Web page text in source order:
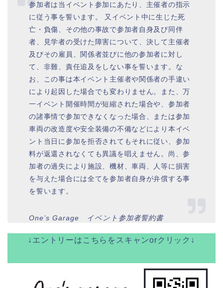
参加者は当イベント参加にあたり、主催者の指示
に従う事を誓います。 又イベント中に生じた死
亡・負傷、その他の事故で参加者自身及び同伴
者、見学者の受けた障害について、決して主催者
及びその雇員、関係者並びに他の参加者に対し
て、非難、責任追及をしない事を誓います。な
お、この事は本イベント主催者や関係者の手違い
により起因した場合でも変わりません。また、万
一イベント開催時間が短縮された場合や、参加者
の諸事情で参加できなくなった場合、または参加
車両の改造度や安全装備の不備などにより本イベ
ント当日に参加を拒否されてもそれに従い、参加
料が返還されなくても異議を唱えません。尚、参
加者の過失により施設、機材、車両、人等に損害
を与えた場合には全てを参加者自身が弁償する事
を誓います。
One’s Garage イベント参加者誓約書
↓エントリーはこちらをスキャンorクリック↓